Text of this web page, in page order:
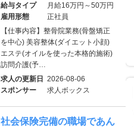
給与タイプ
月給16万円～50万円
雇用形態
正社員
【仕事内容】整骨院業務(骨盤矯正
を中心) 美容整体(ダイエット小顔)
エステ(オイルを使った本格的施術)
訪問介護(予…
求人の更新日 2026-08-06
スポンサー
求人ボックス
社会保険完備の職場であん